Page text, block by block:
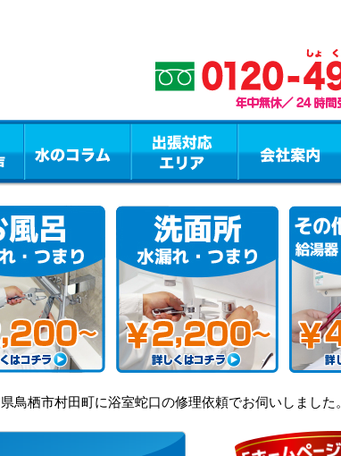
鳥栖市村田町に浴室蛇口の修理依頼でお伺いしました。